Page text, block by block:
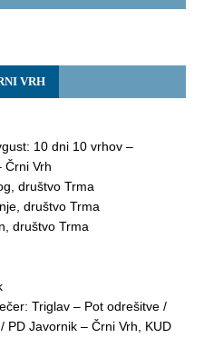
VRH
10 dni 10 vrhov –
Črni Vrh
društvo Trma
društvo Trma
društvo Trma
Triglav – Pot odrešitve /
PD Javornik – Črni Vrh, KUD